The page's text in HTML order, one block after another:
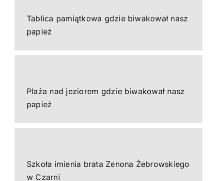
Tablica pamiątkowa gdzie biwakował nasz
papież
Plaża nad jeziorem gdzie biwakował nasz
papież
Szkoła imienia brata Zenona Żebrowskiego
w Czarni